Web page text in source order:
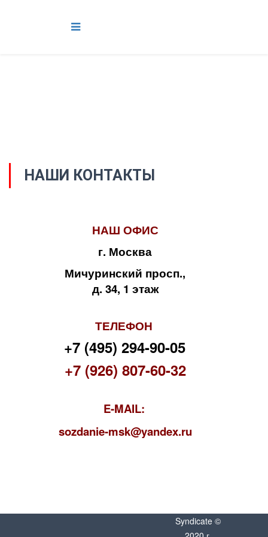
НАШИ КОНТАКТЫ
НАШ ОФИС
г. Москва
Мичуринский просп.,
д. 34, 1 этаж
ТЕЛЕФОН
+7 (495) 294-90-05
+7 (926) 807-60-32
E-MAIL:
sozdanie-msk@yandex.ru
Syndicate ©